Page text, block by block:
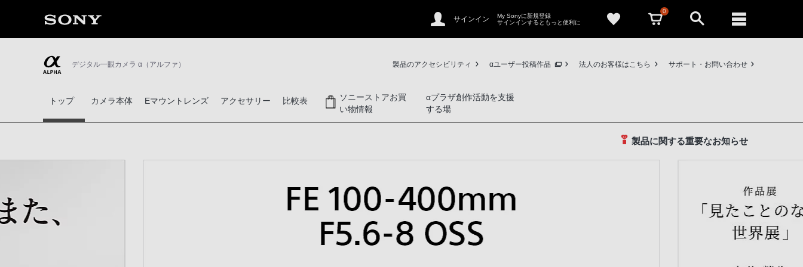
サインイン
My Sonyに新規登録
サインインするともっと便利に
0
デジタル一眼カメラ α（アルファ） 製品のアクセシビリティ αユーザー投稿作品 法人のお客様はこちら サポート・お問い合わせ
トップ カメラ本体 Eマウントレンズ アクセサリー 比較表
ソニーストアお買
い物情報
αプラザ創作活動を支援
する場
製品に関する重要なお知らせ